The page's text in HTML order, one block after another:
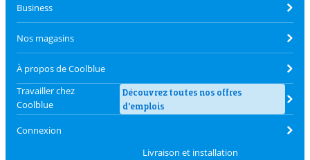
Business
Nos magasins
À propos de Coolblue
Travailler chez
Coolblue
Découvrez toutes nos offres
d'emplois
Connexion
Livraison et installation